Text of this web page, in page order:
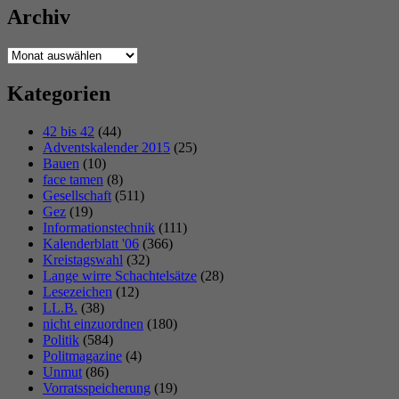
Archiv
Archiv
Kategorien
42 bis 42 (44)
Adventskalender 2015 (25)
Bauen (10)
face tamen (8)
Gesellschaft (511)
Gez (19)
Informationstechnik (111)
Kalenderblatt '06 (366)
Kreistagswahl (32)
Lange wirre Schachtelsätze (28)
Lesezeichen (12)
LL.B. (38)
nicht einzuordnen (180)
Politik (584)
Politmagazine (4)
Unmut (86)
Vorratsspeicherung (19)